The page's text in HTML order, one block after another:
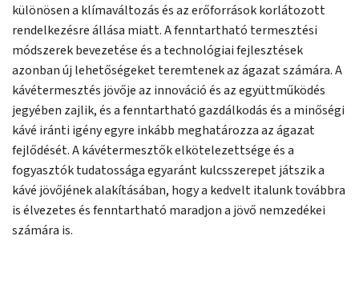
különösen a klímaváltozás és az erőforrások korlátozott
rendelkezésre állása miatt. A fenntartható termesztési
módszerek bevezetése és a technológiai fejlesztések
azonban új lehetőségeket teremtenek az ágazat számára. A
kávétermesztés jövője az innováció és az együttműködés
jegyében zajlik, és a fenntartható gazdálkodás és a minőségi
kávé iránti igény egyre inkább meghatározza az ágazat
fejlődését. A kávétermesztők elkötelezettsége és a
fogyasztók tudatossága egyaránt kulcsszerepet játszik a
kávé jövőjének alakításában, hogy a kedvelt italunk továbbra
is élvezetes és fenntartható maradjon a jövő nemzedékei
számára is.